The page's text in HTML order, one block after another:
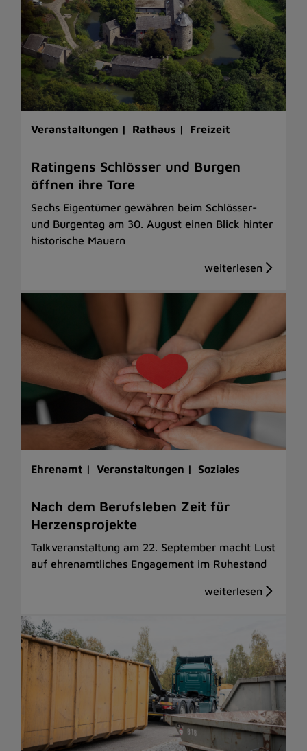
Veranstaltungen | Rathaus | Freizeit
Ratingens Schlösser und Burgen
öffnen ihre Tore
Sechs Eigentümer gewähren beim Schlösser-
und Burgentag am 30. August einen Blick hinter
historische Mauern
Ehrenamt | Veranstaltungen | Soziales
Nach dem Berufsleben Zeit für
Herzensprojekte
Talkveranstaltung am 22. September macht Lust
auf ehrenamtliches Engagement im Ruhestand